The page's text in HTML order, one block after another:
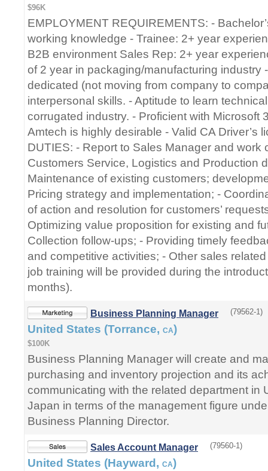
$96K
EMPLOYMENT REQUIREMENTS: -
working knowledge - Trainee: 2+ year
B2B environment Sales Rep: 2+ year
of 2 year in packaging/manufacturing industry
dedicated (not moving from company to
interpersonal skills. - Aptitude to learn
corrugated industry. - Proficient with Microsoft
Amtech is highly desirable - Valid CA Driver’s
DUTIES: - Report to Sales Manager and work
Customers Service, Logistics and Production
Maintenance of existing customers;
Pricing strategy and implementation; -
of action and resolution for customers’
Optimizing value proposition for existing and
Collection follow-ups; - Providing timely
and competitive activities; - Other sales
job training will be provided during the
months).
Business Planning Manager (79562-1)
United States (Torrance, CA)
$100K
Business Planning Manager will create and
purchasing and inventory projection and its
communicating with the related department in
Japan in terms of the management figure
Business Planning Director.
Sales Account Manager (79560-1)
United States (Hayward, CA)